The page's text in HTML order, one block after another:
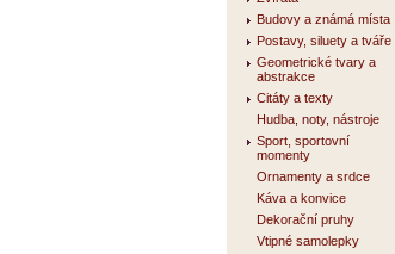
Budovy a známá místa
Postavy, siluety a tváře
Geometrické tvary a
abstrakce
Citáty a texty
Hudba, noty, nástroje
Sport, sportovní
momenty
Ornamenty a srdce
Káva a konvice
Dekorační pruhy
Vtipné samolepky